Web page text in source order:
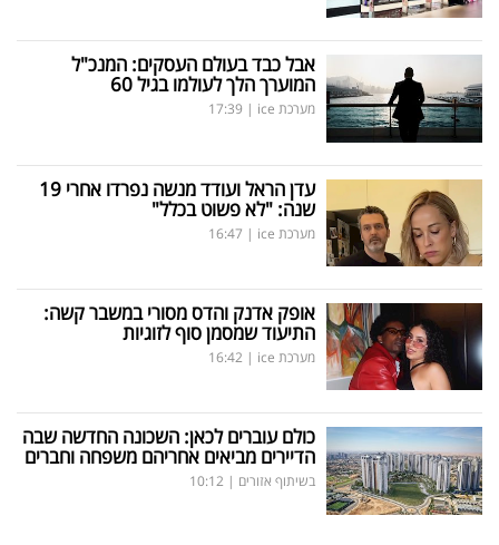
אבל כבד בעולם העסקים: המנכ"ל
המוערך הלך לעולמו בגיל 60
מערכת ice |
17:39
עדן הראל ועודד מנשה נפרדו אחרי 19
שנה: "לא פשוט בכלל"
מערכת ice |
16:47
אופק אדנק והדס מסורי במשבר קשה:
התיעוד שמסמן סוף לזוגיות
מערכת ice |
16:42
כולם עוברים לכאן: השכונה החדשה שבה
הדיירים מביאים אחריהם משפחה וחברים
בשיתוף אזורים |
10:12